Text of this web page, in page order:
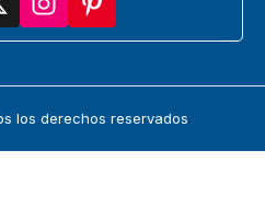
los derechos reservados